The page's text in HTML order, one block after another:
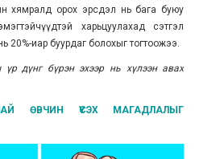
хямралд орох эрсдэл нь бага буюу
харьцуулахад сэтгэл
20%-иар буурдаг болохыг тогтоожээ.
үр дүнг бүрэн эхээр нь хүлээн авах
ӨВЧИН ҮҮСЭХ МАГАДЛАЛЫГ